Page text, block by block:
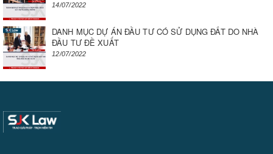
14/07/2022
DANH MỤC DỰ ÁN ĐẦU TƯ CÓ SỬ DỤNG ĐẤT DO NHÀ
ĐẦU TƯ ĐỀ XUẤT
12/07/2022